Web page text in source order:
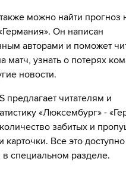
нанес удар головой, но
мяч.
что Леандро Баррейро
поставил подножку.
произведет Люксембург
вбрасывание на своей
можно найти прогноз
Он написан
авторами и поможет
матч, узнать о потерях
новости.
предлагает читателям и
«Люксембург» -
забитых и
карточки. Все это
в специальном разделе.